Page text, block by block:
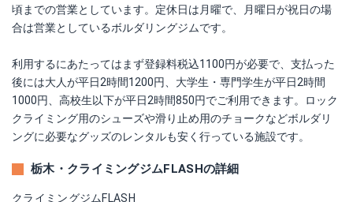
頃までの営業としています。定休日は月曜で、月曜日が祝日の場
合は営業としているボルダリングジムです。
利用するにあたってはまず登録料税込1100円が必要で、支払った
後には大人が平日2時間1200円、大学生・専門学生が平日2時間
1000円、高校生以下が平日2時間850円でご利用できます。ロック
クライミング用のシューズや滑り止め用のチョークなどボルダリ
ングに必要なグッズのレンタルも安く行っている施設です。
栃木・クライミングジムFLASHの詳細
クライミングジムFLASH